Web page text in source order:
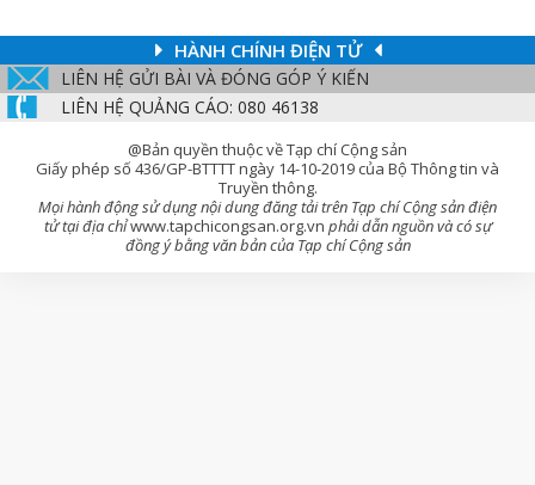
HÀNH CHÍNH ĐIỆN TỬ
LIÊN HỆ GỬI BÀI VÀ ĐÓNG GÓP Ý KIẾN
LIÊN HỆ QUẢNG CÁO: 080 46138
@Bản quyền thuộc về Tạp chí Cộng sản
Giấy phép số 436/GP-BTTTT ngày 14-10-2019 của Bộ Thông tin và
Truyền thông.
Mọi hành động sử dụng nội dung đăng tải trên Tạp chí Cộng sản điện
tử tại địa chỉwww.tapchicongsan.org.vn phải dẫn nguồn và có sự
đồng ý bằng văn bản của Tạp chí Cộng sản